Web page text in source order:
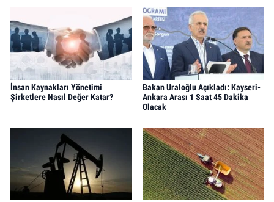
İnsan Kaynakları Yönetimi
Şirketlere Nasıl Değer Katar?
Bakan Uraloğlu Açıkladı: Kayseri-
Ankara Arası 1 Saat 45 Dakika
Olacak